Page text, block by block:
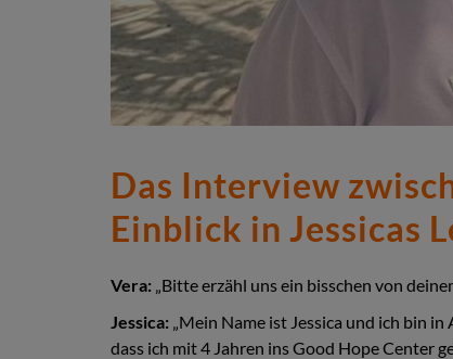
Das Interview
Einblick in Jessicas
Vera: „Bitte erzähl uns ein bisschen von deinem
Jessica: „Mein Name ist Jessica und ich bin
dass ich mit 4 Jahren ins Good Hope Center